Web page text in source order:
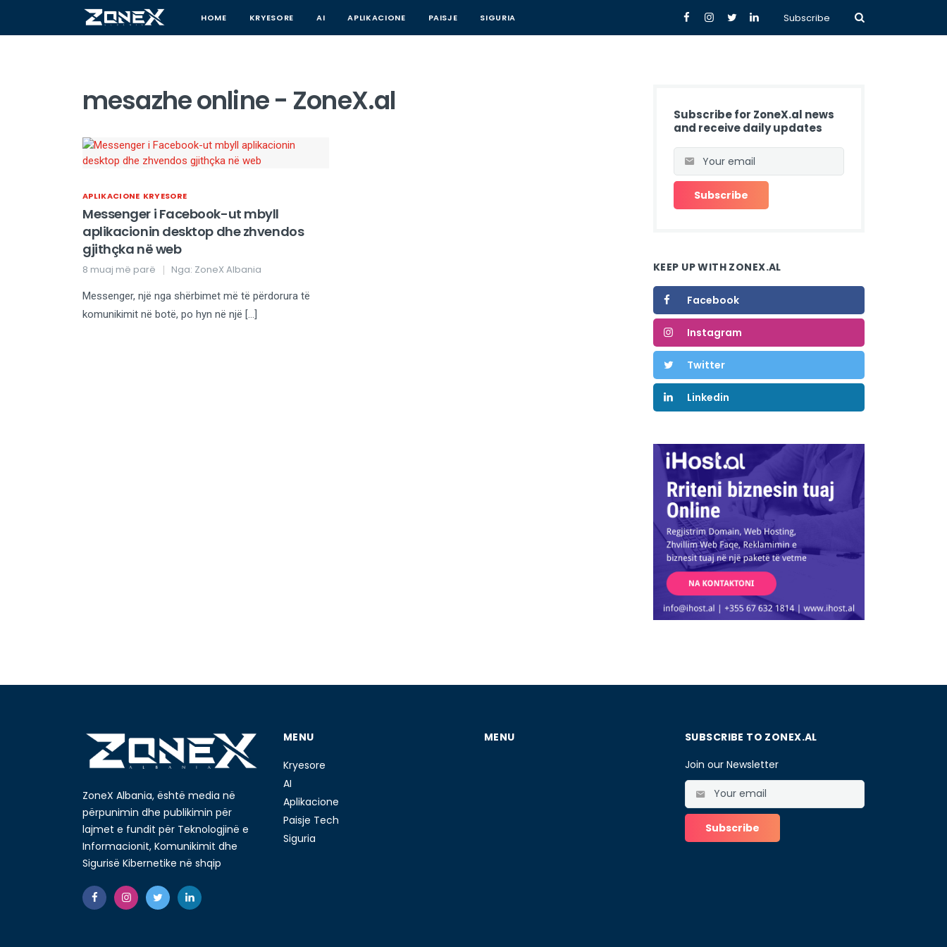
HOME KRYESORE AI APLIKACIONE PAISJE SIGURIA Subscribe
mesazhe online - ZoneX.al
APLIKACIONE KRYESORE
Messenger i Facebook-ut mbyll
aplikacionin desktop dhe zhvendos
gjithçka në web
8 muaj më parë Nga: ZoneX Albania
Messenger, një nga shërbimet më të përdorura të
komunikimit në botë, po hyn në një […]
Subscribe for ZoneX.al news
and receive daily updates
KEEP UP WITH ZONEX.AL
Facebook
Instagram
Twitter
Linkedin
ZoneX Albania, është media në
përpunimin dhe publikimin për
lajmet e fundit për Teknologjinë e
Informacionit, Komunikimit dhe
Sigurisë Kibernetike në shqip
MENU
Kryesore
AI
Aplikacione
Paisje Tech
Siguria
MENU
SUBSCRIBE TO ZONEX.AL
Join our Newsletter